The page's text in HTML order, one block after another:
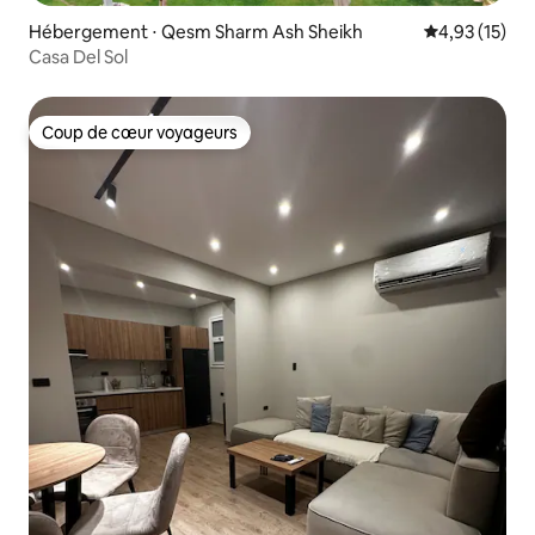
Hébergement ⋅ Qesm Sharm Ash Sheikh Évaluation
4,93 (15)
Casa Del Sol
Coup de cœur voyageurs
Coup de cœur voyageurs